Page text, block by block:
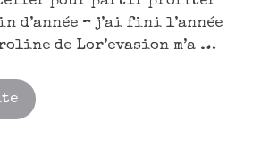
d’année – j’ai fini l’année
de Lor’evasion m’a …